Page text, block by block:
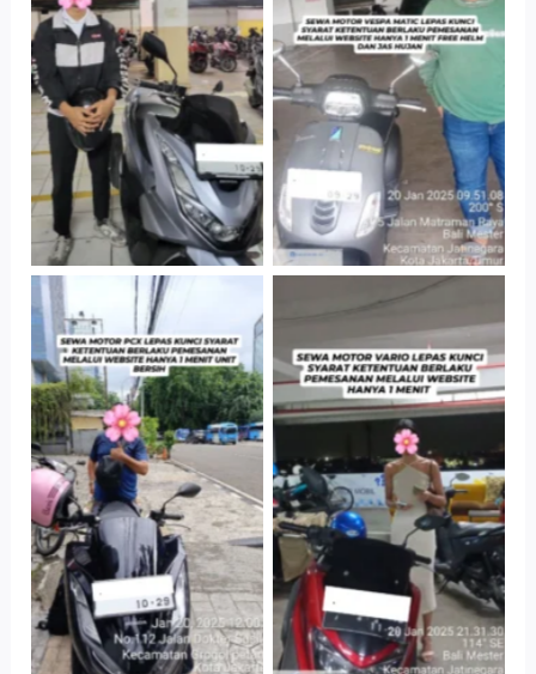
Hotel Kartika
Chandra, Jakarta
Selatan
Cityplaza
Jatinegara Gedung
Parkir P6A
Antar Jemput
Kendaraan
Cityplaza
Jatinegara Gedung
Parkir P6A